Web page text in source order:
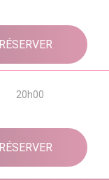
RÉSERVER
20h00
RÉSERVER